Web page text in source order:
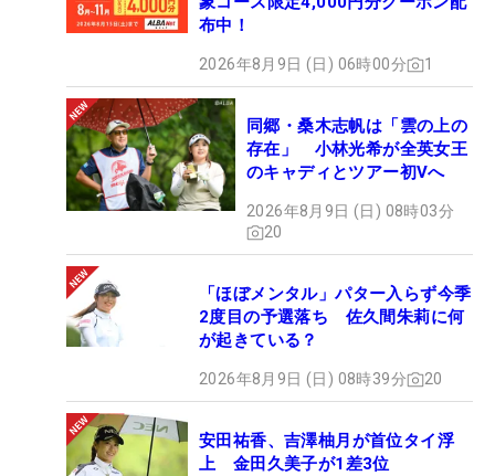
布中！
2026年8月9日 (日) 06時00分 1
同郷・桑木志帆は「雲の上の
存在」 小林光希が全英女王
のキャディとツアー初Vへ
2026年8月9日 (日) 08時03分
20
「ほぼメンタル」パター入らず今季
2度目の予選落ち 佐久間朱莉に何
が起きている？
2026年8月9日 (日) 08時39分 20
安田祐香、吉澤柚月が首位タイ浮
上 金田久美子が1差3位